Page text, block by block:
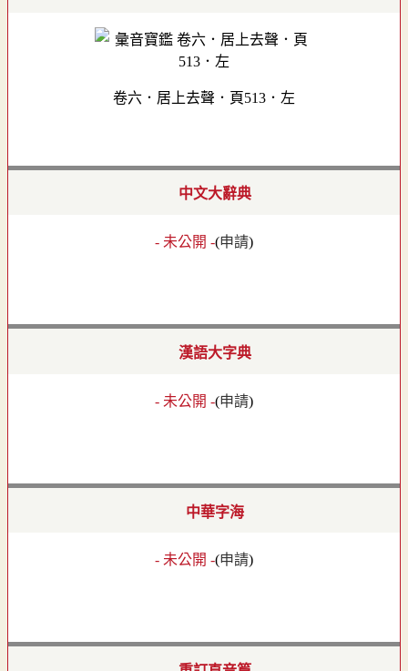
卷六．居上去聲．頁513．左
中文大辭典
- 未公開 -(申請)
漢語大字典
- 未公開 -(申請)
中華字海
- 未公開 -(申請)